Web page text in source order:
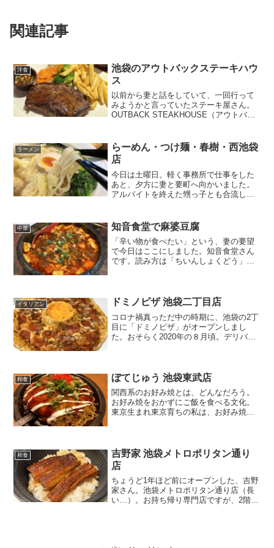
関連記事
洋食
池袋のアウトバックステーキハウ
ス
以前から妻と話をしていて、一回行って
みようかと言っていたステーキ屋さん。
OUTBACK STEAKHOUSE（アウトバッ
きたのがもう10年ぐらい前だったか。池
袋でステー...
ラーメン
らーめん・つけ麺・春樹・西池袋
店
今日は土曜日。軽く事務所で仕事をした
あと、夕方に妻と要町へ向かいました。
アルバイトを終えた甥っ子とも合流し、
はまだ少し早い17時30分頃だったからな
のか、先客はいません...
中華 知音食堂で麻婆豆腐
「辛い物が食べたい」という、妻の要望
で今日はここにしました。知音食堂さん
です。読み方は「ちいんしょくどう」で
お店の前に置いていある、...
イタリアン ドミノピザ 池袋二丁目店
コロナ禍真っただ中の時期に、池袋の2丁
目に「ドミノピザ」がオープンしまし
た。おそらく2020年の８月頃。デリバリ
響される私です！笑番...
和食 ぼてじゅう 池袋東武店
関西系のお好み焼とは、どんなだろう。
お好み焼をおかずにご飯を食べる文化。
東京生まれ東京育ちの私は、お好み焼
っていました。池袋の東武デ...
和食
吉野家 池袋メトロポリタン通り
店
ちょうど1年ほど前にオープンした、吉野
家さん。池袋メトロポリタン通り店（長
い…）。お持ち帰り専門店ですが、2階の